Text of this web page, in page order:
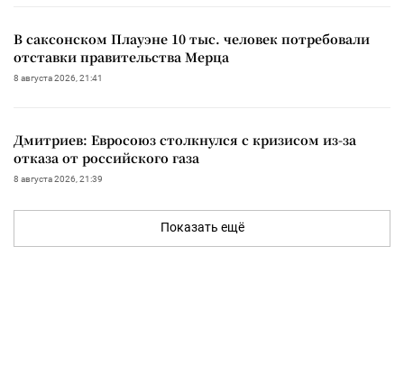
В саксонском Плауэне 10 тыс. человек потребовали
отставки правительства Мерца
8 августа 2026, 21:41
Дмитриев: Евросоюз столкнулся с кризисом из-за
отказа от российского газа
8 августа 2026, 21:39
Показать ещё